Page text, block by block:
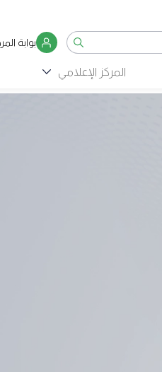
بوابة
المركز الإعلامي